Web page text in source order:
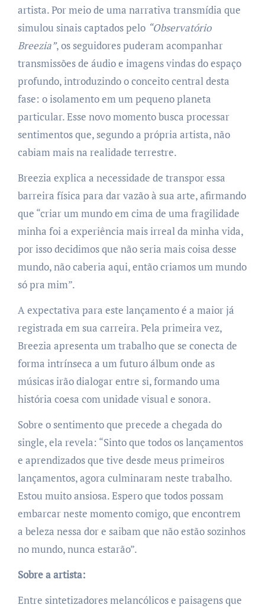
artista. Por meio de uma narrativa transmídia que
simulou sinais captados pelo “Observatório
Breezia”, os seguidores puderam acompanhar
transmissões de áudio e imagens vindas do espaço
profundo, introduzindo o conceito central desta
fase: o isolamento em um pequeno planeta
particular. Esse novo momento busca processar
sentimentos que, segundo a própria artista, não
cabiam mais na realidade terrestre.
Breezia explica a necessidade de transpor essa
barreira física para dar vazão à sua arte, afirmando
que “criar um mundo em cima de uma fragilidade
minha foi a experiência mais irreal da minha vida,
por isso decidimos que não seria mais coisa desse
mundo, não caberia aqui, então criamos um mundo
só pra mim”.
A expectativa para este lançamento é a maior já
registrada em sua carreira. Pela primeira vez,
Breezia apresenta um trabalho que se conecta de
forma intrínseca a um futuro álbum onde as
músicas irão dialogar entre si, formando uma
história coesa com unidade visual e sonora.
Sobre o sentimento que precede a chegada do
single, ela revela: “Sinto que todos os lançamentos
e aprendizados que tive desde meus primeiros
lançamentos, agora culminaram neste trabalho.
Estou muito ansiosa. Espero que todos possam
embarcar neste momento comigo, que encontrem
a beleza nessa dor e saibam que não estão sozinhos
no mundo, nunca estarão”.
Sobre a artista:
Entre sintetizadores melancólicos e paisagens que